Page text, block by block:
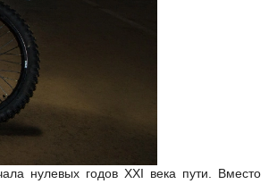
нулевых годов ХХI века пути. Вместо